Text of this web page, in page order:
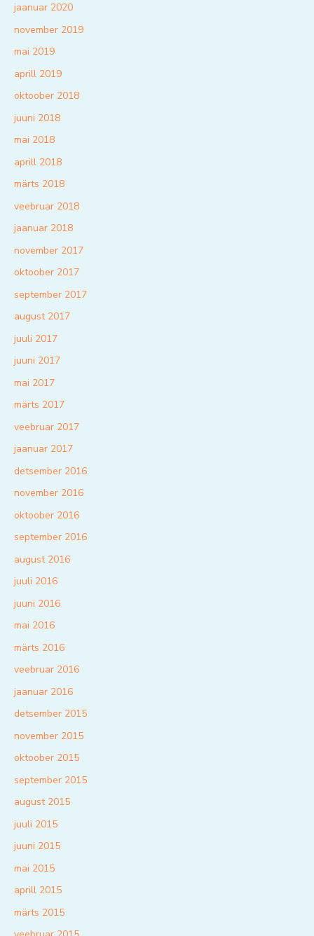
jaanuar 2020
november 2019
mai 2019
aprill 2019
oktoober 2018
juuni 2018
mai 2018
aprill 2018
märts 2018
veebruar 2018
jaanuar 2018
november 2017
oktoober 2017
september 2017
august 2017
juuli 2017
juuni 2017
mai 2017
märts 2017
veebruar 2017
jaanuar 2017
detsember 2016
november 2016
oktoober 2016
september 2016
august 2016
juuli 2016
juuni 2016
mai 2016
märts 2016
veebruar 2016
jaanuar 2016
detsember 2015
november 2015
oktoober 2015
september 2015
august 2015
juuli 2015
juuni 2015
mai 2015
aprill 2015
märts 2015